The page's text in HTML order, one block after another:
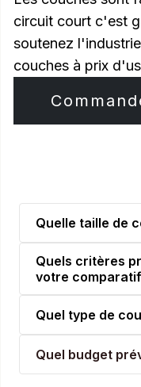
circuit court c'est
soutenez
couches à prix
Quelle taille de
Quels critères
votre
Quel type de
Quel budget